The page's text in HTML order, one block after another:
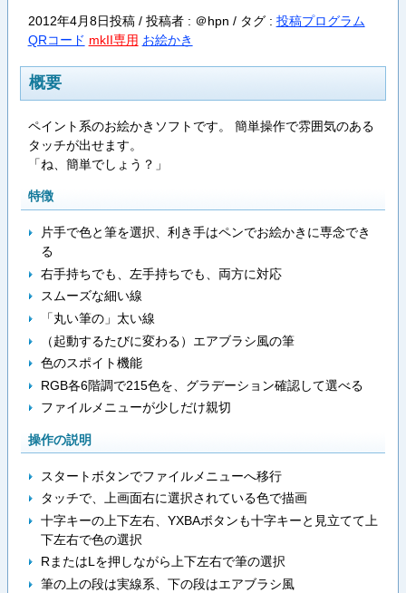
2012年4月8日投稿 / 投稿者 : ＠hpn / タグ : 投稿プログラム
QRコード mkII専用 お絵かき
概要
ペイント系のお絵かきソフトです。 簡単操作で雰囲気のある
タッチが出せます。
「ね、簡単でしょう？」
特徴
片手で色と筆を選択、利き手はペンでお絵かきに専念でき
る
右手持ちでも、左手持ちでも、両方に対応
スムーズな細い線
「丸い筆の」太い線
（起動するたびに変わる）エアブラシ風の筆
色のスポイト機能
RGB各6階調で215色を、グラデーション確認して選べる
ファイルメニューが少しだけ親切
操作の説明
スタートボタンでファイルメニューへ移行
タッチで、上画面右に選択されている色で描画
十字キーの上下左右、YXBAボタンも十字キーと見立てて上
下左右で色の選択
RまたはLを押しながら上下左右で筆の選択
筆の上の段は実線系、下の段はエアブラシ風